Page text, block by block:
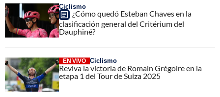
Ciclismo
¿Cómo quedó Esteban Chaves en la
clasificación general del Critérium del
Dauphiné?
EN VIVO Ciclismo
Reviva la victoria de Romain Grégoire en la
etapa 1 del Tour de Suiza 2025